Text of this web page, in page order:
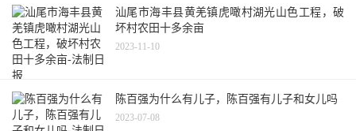
汕尾市海丰县黄羌镇虎噉村湖光山色工程，破
坏村农田十多余亩
2023-11-10
陈百强为什么有儿子，陈百强有儿子和女儿吗
2023-07-08